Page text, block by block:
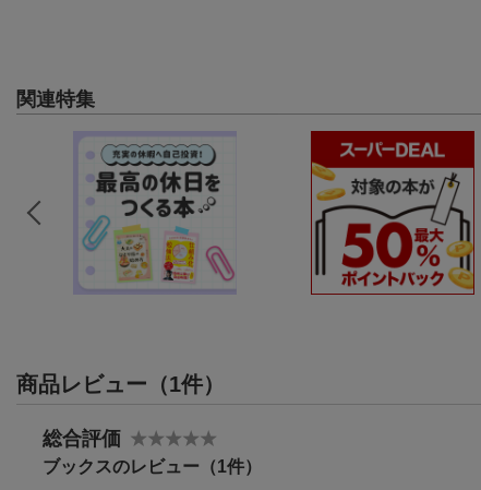
関連特集
商品レビュー（1件）
総合評価
ブックスのレビュー（1件）